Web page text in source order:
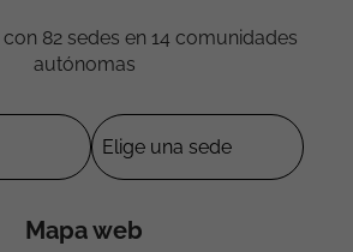
con 82 sedes en 14 comunidades
autónomas
Mapa web